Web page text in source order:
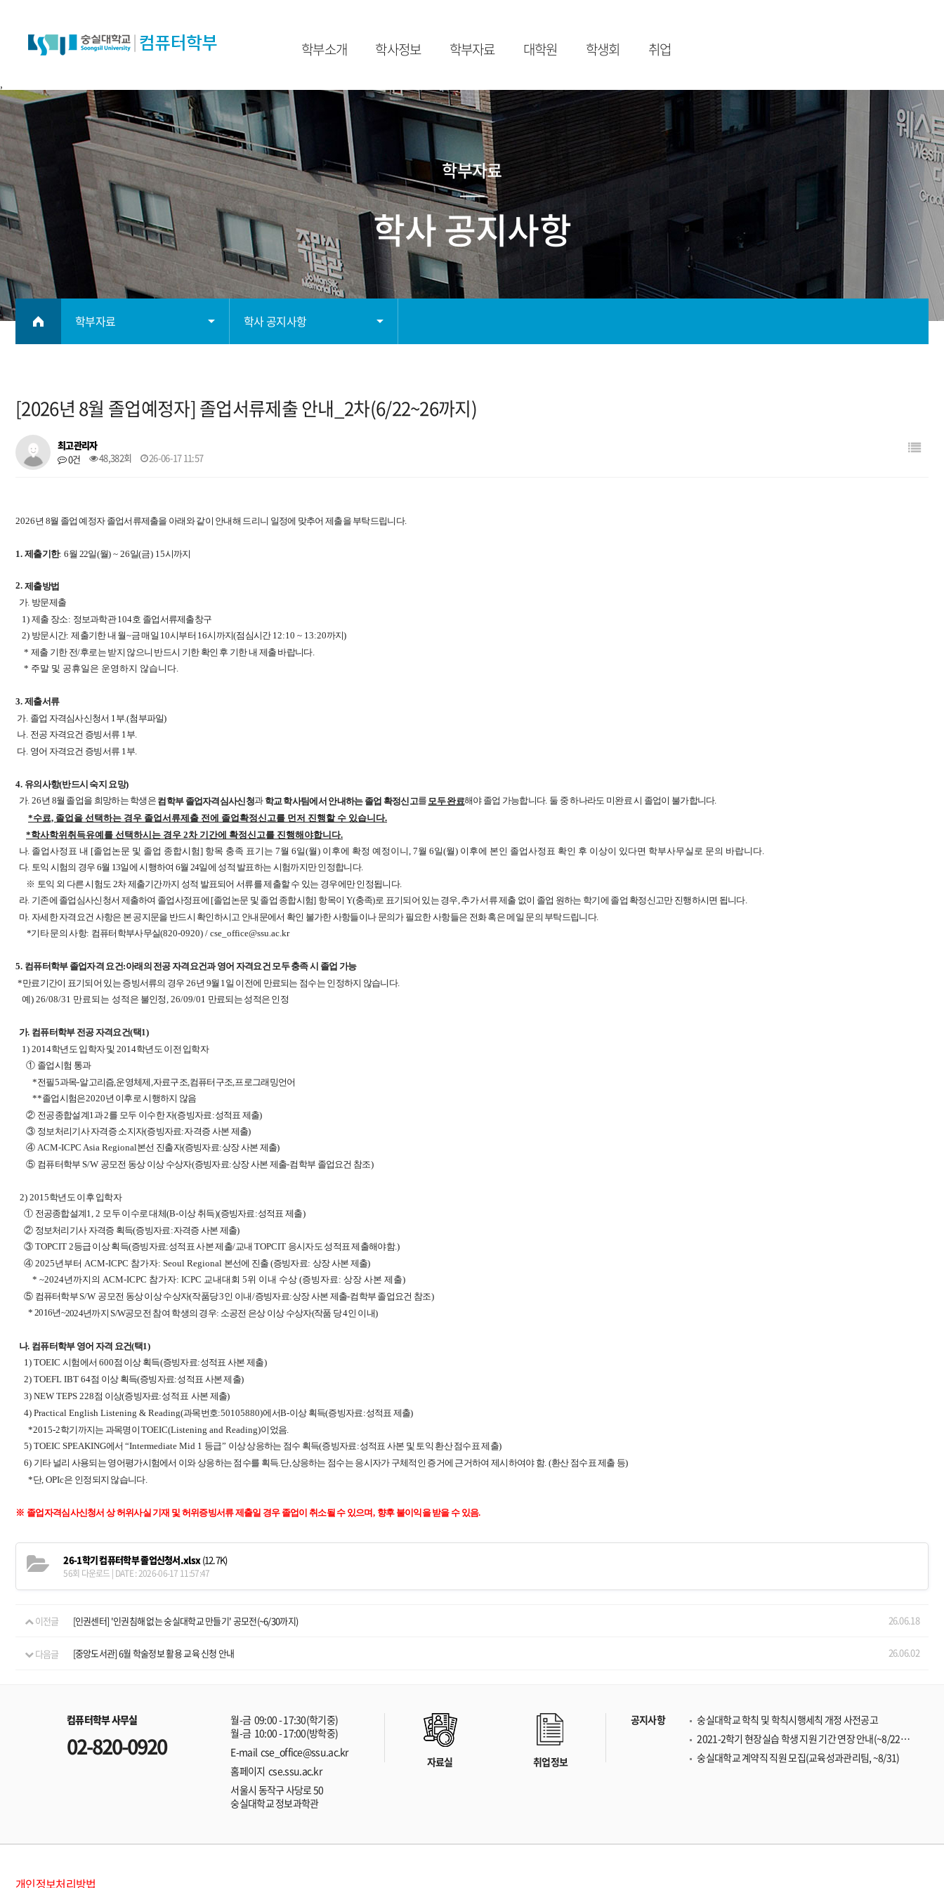
학부소개
학부장인사말
교수진
찾아오시는 길
학사정보
교육목표
교과과정
교과개요
학부자료
학사 공지사항
졸업요건
장학요건
자료실
대학원
대학원
공지사항
대학원 소개
교과과정
학생회
학생회
공지사항
학생회 소개
컴퓨터학부
소모임
운영진 회의록
취업
취업정보
,
학부자료
학사 공지사항
학부자료
학사정보
학부자료
학생회
학사 공지사항
졸업요건
[2026년 8월 졸업예정자] 졸업서류제출 안내_2차(6/22~26까지)
최고관리자
0건
48,382회 26-06-17 11:57
2026년 8월 졸업 예정자 졸업서류제출을 아래와 같이 안내해 드리니 일정에 맞추어 제출을 부탁드립니다.
1. 제출기한: 6월 22일(월) ~ 26일(금) 15시까지​
2. 제출방법
가. 방문제출
1) 제출 장소: 정보과학관104호 졸업서류제출창구
2) 방문시간:제출기한 내 월~금 매일 10시부터 16시까지(점심시간 12:10 ~ 13:20까지)
* 제출 기한 전/후로는 받지 않으니 반드시 기한 확인 후 기한 내 제출 바랍니다.
* 주말 및 공휴일은 운영하지 않습니다.
3. 제출서류
가. 졸업 자격심사신청서 1부.(첨부파일)
나. 전공 자격요건 증빙서류 1부.
다. 영어 자격요건 증빙서류 1부.
4. 유의사항(반드시 숙지 요망)
가. 26년 8월 졸업을 희망하는 학생은 컴학부 졸업자격심사신청과 학교 학사팀에서 안내하는 졸업 확정신고를 모두 완료해야 졸업 가능합니다. 둘 중 하나라도 미완료 시 졸업이 불가합니다.
*수료, 졸업을 선택하는 경우 졸업서류제출 전에 졸업확정신고를 먼저 진행할 수 있습니다.
*학사학위취득유예를 선택하시는 경우 2차 기간에 확정신고를 진행해야합니다.
나. 졸업사정표 내 [졸업논문 및 졸업 종합시험] 항목 충족 표기는 7월 6일(월) 이후에 확정 예정이니, 7월 6일(월) 이후에 본인 졸업사정표 확인 후 이상이 있다면 학부사무실로 문의 바랍니다.
다. 토익 시험의 경우 6월 13일에 시행하여 6월 24일에 성적 발표하는 시험까지만 인정합니다.
※ 토익 외 다른 시험도 2차 제출기간까지 성적 발표되어 서류를 제출할 수 있는 경우에만 인정됩니다.
라. 기존에 졸업심사신청서 제출하여 졸업사정표에 [졸업논문 및 졸업 종합시험] 항목이 Y(충족)로 표기되어 있는 경우, 추가 서류 제출 없이 졸업 원하는 학기에 졸업 확정신고만 진행하시면 됩니다.
마. 자세한 자격요건 사항은 본 공지문을 반드시 확인하시고 안내문에서 확인 불가한 사항들이나 문의가 필요한 사항들은 전화 혹은 메일 문의 부탁드립니다.
*기 타 문의 사항: 컴퓨터학부사무실(820-0920) / cse_office@ssu.ac.kr
5. 컴퓨터학부 졸업자격 요건:아래의 전공 자격요건과 영어 자격요건 모두 충족 시 졸업 가능
*만료기간이 표기되어 있는 증빙서류의 경우 26년 9월 1일 이전에 만료되는 점수는 인정하지 않습니다.
예) 26/08/31 만료되는 성적은 불인정, 26/09/01 만료되는 성적은 인정
가. 컴퓨터학부 전공 자격요건(택1)
1) 2014학년도 입학자 및2014학년도 이전 입학자
① 졸업시험 통과
*전필5과목-알고리즘,운영체제,자료구조,컴퓨터구조,프로그래밍언어
**졸업시험은2020년 이후로 시행하지 않음
② 전공종합설계1 과2를 모두 이수한 자(증빙자료 :성적표 제출)
③ 정보처리기사 자격증 소지자(증빙자료:자격증 사본 제출)
④ ACM-ICPC Asia Regional본선 진출자(증빙자료:상장 사본 제출)
⑤ 컴퓨터학부 S/W 공모전 동상 이상 수상자(증빙자료:상장 사본 제출-컴학부 졸업요건 참조)
2) 2015학년도 이후 입학자
① 전공종합설계 1, 2 모두 이수로 대체(B-이상 취득)(증빙자료:성적표 제출)
② 정보처리기사 자격증 획득(증빙자료:자격증 사본 제출)
③ TOPCIT 2등급 이상 획득(증빙자료:성적표 사본 제출/교내 TOPCIT 응시자도 성적표 제출해야함.)
④ 2025년부터 ACM-ICPC 참가자: Seoul Regional 본선에 진출 (증빙자료: 상장 사본 제출)
* ~2024년까지의 ACM-ICPC 참가자: ICPC 교내대회 5위 이내 수상 (증빙자료: 상장 사본 제출)
⑤ 컴퓨터학부S/W 공모전 동상 이상 수상자(작품당3인 이내/증빙자료:상장 사본 제출-컴학부 졸업요건 참조)
* 2016년~2024년까지 S/W공모전 참여 학생의 경우: 소공전 은상 이상 수상자(작품 당 4인 이내)
나. 컴퓨터학부 영어 자격 요건(택1)
1) TOEIC 시험에서 600점 이상 획득(증빙자료:성적표 사본 제출)
2) TOEFL IBT 64점 이상 획득(증빙자료:성적표 사본 제출)
3) NEW TEPS 228점 이상(증빙자료:성적표 사본 제출)
4) Practical English Listening & Reading(과목번호:50105880)에서B-이상 획득(증빙자료:성적표 제출)
*2015-2학기까지는 과목명이TOEIC(Listening and Reading)이었음.
5) TOEIC SPEAKING에서 “Intermediate Mid 1 등급” 이상 상응하는 점수 획득(증빙자료:성적표 사본 및 토익 환산 점수표 제출)
6) 기타 널리 사용되는 영어평가시험에서 이와 상응하는 점수를 획득.단,상응하는 점수는 응시자가 구체적인 증거에 근거하여 제시하여야 함. (환산 점수표 제출 등)
*단, OPIc은 인정되지 않습니다.
※ 졸업자격심사신청서 상 허위사실 기재 및 허위증빙서류 제출일 경우 졸업이 취소될 수 있으며 , 향후 불이익을 받을 수 있음.
26-1학기 컴퓨터학부 졸업신청서.xlsx(12.7K)
56회 다운로드 | DATE : 2026-06-17 11:57:47
이전글 [인권센터] '인권침해 없는 숭실대학교 만들기' 공모전(~6/30까지) 26.06.18
다음글 [중앙도서관] 6월 학술정보 활용 교육 신청 안내 26.06.02
컴퓨터학부 사무실
02-820-0920
월-금 09:00 - 17:30(학기중)
월-금 10:00 - 17:00(방학중)
E-mail cse_office@ssu.ac.kr
홈페이지 cse.ssu.ac.kr
서울시 동작구 사당로 50
숭실대학교 정보과학관
자료실 취업정보
공지사항
숭실대학교 학칙 및 학칙시행세칙 개정 사전공고
2021-2학기 현장실습 학생 지원 기간 연장 안내(~8/22마감)
숭실대학교 계약직 직원 모집(교육성과관리팀, ~8/31)
개인정보처리방법